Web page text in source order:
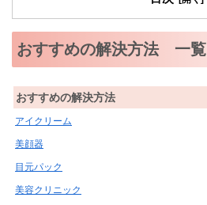
おすすめの解決方法 一覧
おすすめの解決方法
アイクリーム
美顔器
目元パック
美容クリニック